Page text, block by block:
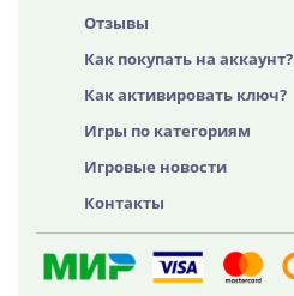
Отзывы
Как покупать на аккаунт?
Как активировать ключ?
Игры по категориям
Игровые новости
Контакты